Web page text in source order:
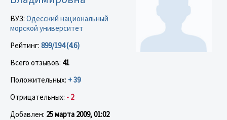
ВУЗ: Одесский национальный
морской университет
Рейтинг: 899/194 (4.6)
Всего отзывов: 41
Положительных: + 39
Отрицательных: - 2
Добавлен: 25 марта 2009, 01:02